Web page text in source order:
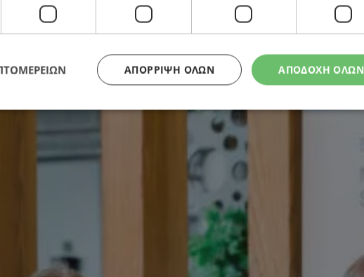
ΑΠΟΔΟΧΗ ΟΛΩΝ
ΑΠΌΡΡΙΨΗ ΌΛΩΝ